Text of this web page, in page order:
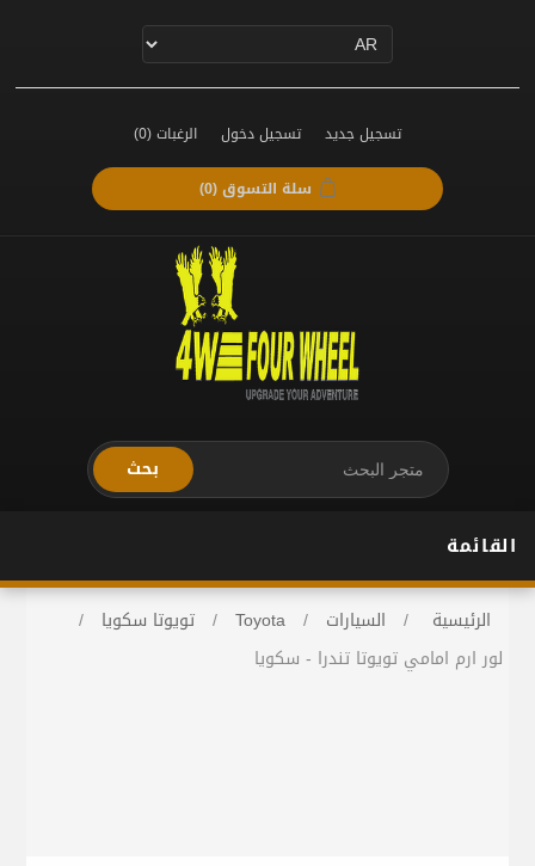
تسجيل جديد تسجيل دخول الرغبات(0)
سلة التسوق(0)
بحث
القائمة
الرئيسية / السيارات /
Toyota
/ تويوتا سكويا
/
لور ارم امامي تويوتا تندرا - سكويا